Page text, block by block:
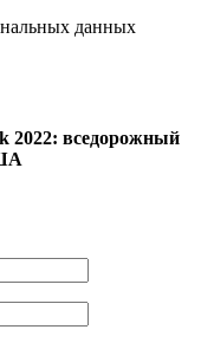
данных
2022: вседорожный